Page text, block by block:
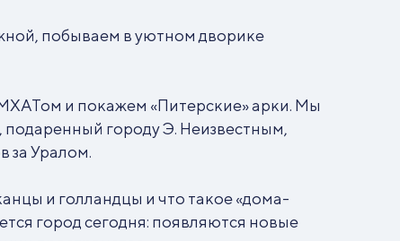
побываем в уютном дворике
и покажем «Питерские» арки. Мы
городу Э. Неизвестным,
за Уралом.
и голландцы и что такое «дома-
город сегодня: появляются новые